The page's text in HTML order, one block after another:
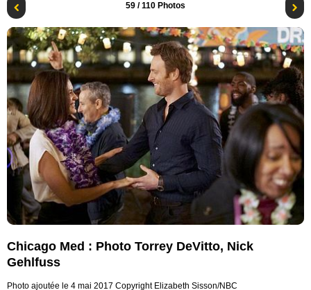
59 / 110 Photos
Chicago Med : Photo Torrey DeVitto, Nick
Gehlfuss
Photo ajoutée le 4 mai 2017 Copyright Elizabeth Sisson/NBC